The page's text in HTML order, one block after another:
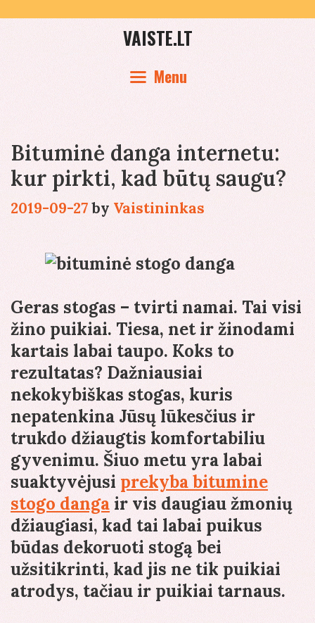
VAISTE.LT
Menu
Bituminė danga internetu:
kur pirkti, kad būtų saugu?
2019-09-27by Vaistininkas
Geras stogas – tvirti namai. Tai visi
žino puikiai. Tiesa, net ir žinodami
kartais labai taupo. Koks to
rezultatas? Dažniausiai
nekokybiškas stogas, kuris
nepatenkina Jūsų lūkesčius ir
trukdo džiaugtis komfortabiliu
gyvenimu. Šiuo metu yra labai
suaktyvėjusi prekyba bitumine
stogo danga ir vis daugiau žmonių
džiaugiasi, kad tai labai puikus
būdas dekoruoti stogą bei
užsitikrinti, kad jis ne tik puikiai
atrodys, tačiau ir puikiai tarnaus.